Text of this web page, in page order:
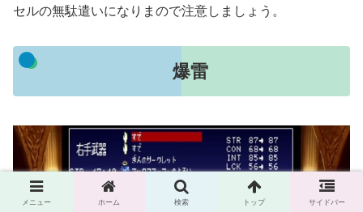
セルの無駄遣いになりまので注意しましょう。
爆雷
メニュー ホーム 検索 トップ サイドバー